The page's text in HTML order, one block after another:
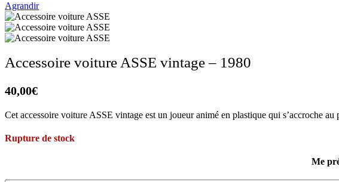
Agrandir
Accessoire voiture ASSE vintage – 1980
40,00€
Cet accessoire voiture ASSE vintage est un joueur animé en plastique qui s’accroche
Rupture de stock
Me